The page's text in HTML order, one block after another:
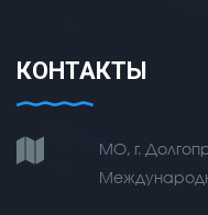
КОНТАКТЫ
МО, г.